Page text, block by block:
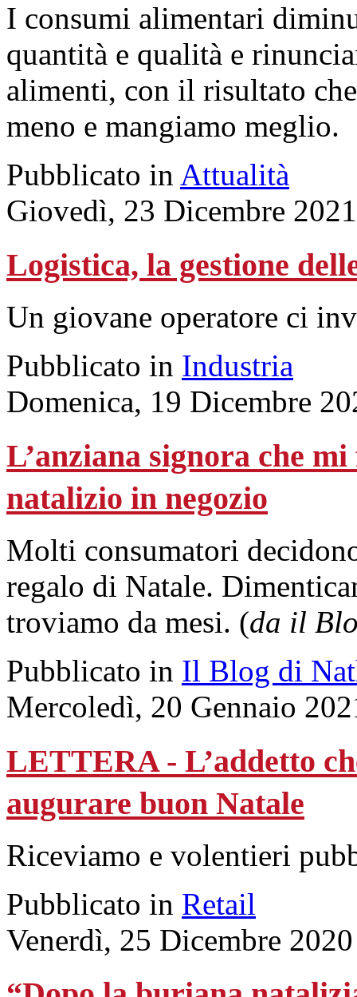
I consumi alimentari
quantità e qualità e
alimenti, con il risultato
meno e mangiamo meglio.
Pubblicato in Attualità
Giovedì, 23 Dicembre
Logistica, la gestione
Un giovane operatore ci
Pubblicato in Industria
Domenica, 19 Dicembre
L’anziana signora che
natalizio in negozio
Molti consumatori
regalo di Natale.
troviamo da mesi. (da il
Pubblicato in Il Blog di
Mercoledì, 20 Gennaio
LETTERA - L’addetto
augurare buon Natale
Riceviamo e volentieri
Pubblicato in Retail
Venerdì, 25 Dicembre